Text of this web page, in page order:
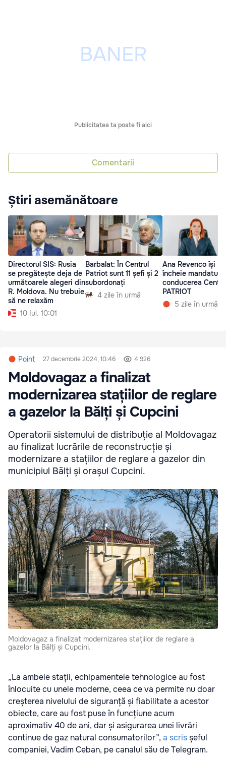
Publicitatea ta poate fi aici
Comentarii
Știri asemănătoare
Directorul SIS: Rusia
se pregătește deja de
următoarele alegeri din
R. Moldova. Nu trebuie
să ne relaxăm
10 Iul. 10:01
Barbalat: În Centrul
Patriot sunt 11 șefi și 2
subordonați
4 zile în urmă
Ana Revenco își
încheie mandatul
conducerea
PATRIOT
5 zile în urmă
Point 27 decembrie 2024, 10:46 4 926
Moldovagaz a finalizat
modernizarea stațiilor de reglare
a gazelor la Bălți și Cupcini
Operatorii sistemului de distribuție al Moldovagaz
au finalizat lucrările de reconstrucție și
modernizare a stațiilor de reglare a gazelor din
municipiul Bălți și orașul Cupcini.
Moldovagaz a finalizat modernizarea stațiilor de reglare a
gazelor la Bălți și Cupcini.
„La ambele stații, echipamentele tehnologice au fost
înlocuite cu unele moderne, ceea ce va permite nu doar
creșterea nivelului de siguranță și fiabilitate a acestor
obiecte, care au fost puse în funcțiune acum
aproximativ 40 de ani, dar și asigurarea unei livrări
continue de gaz natural consumatorilor”, a scrisșeful
companiei, Vadim Ceban, pe canalul său de Telegram.